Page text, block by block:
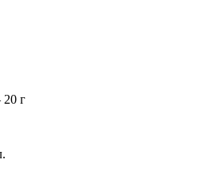
20 г